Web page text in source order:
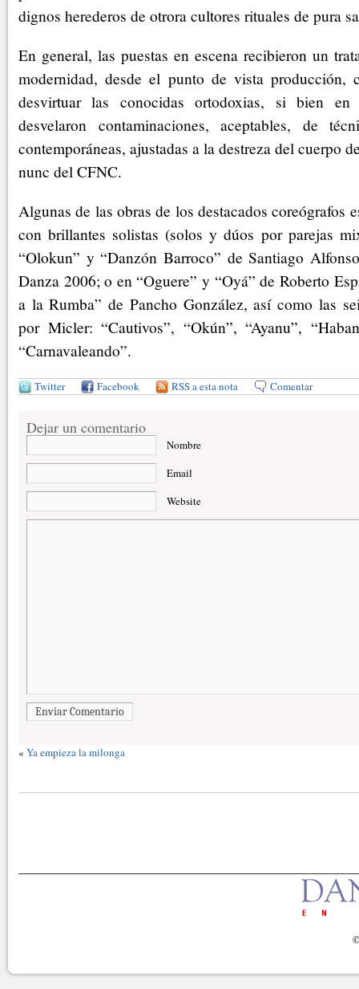
dignos herederos de otrora cultores rituales de pura
En general, las puestas en escena recibieron un
modernidad, desde el punto de vista
desvirtuar las conocidas ortodoxias, si bien en
desvelaron contaminaciones, aceptables, de
contemporáneas, ajustadas a la destreza del cuerpo
nunc del CFNC.
Algunas de las obras de los destacados coreógrafos
con brillantes solistas (solos y dúos por parejas
“Olokun” y “Danzón Barroco” de Santiago
Danza 2006; o en “Oguere” y “Oyá” de Roberto
a la Rumba” de Pancho González, así como las
por Micler: “Cautivos”, “Okún”, “Ayanu”,
“Carnavaleando”.
Twitter Facebook RSS a esta nota Comentar
Dejar un comentario
Nombre
Email
Website
Enviar Comentario
« Ya empieza la milonga